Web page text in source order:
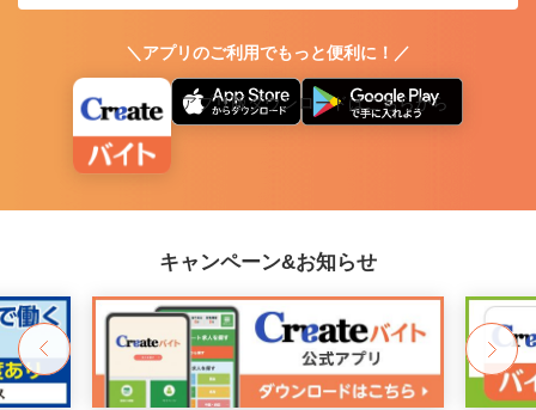
＼アプリのご利用でもっと便利に！／
アプリ版ダウンロードはこちらから
キャンペーン&お知らせ